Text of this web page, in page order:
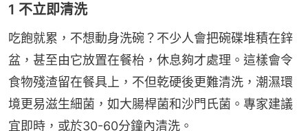
1 不立即清洗
吃飽就累，不想動身洗碗？不少人會把碗碟堆積在鋅
盆，甚至由它放置在餐枱，休息夠才處理。這樣會令
食物殘渣留在餐具上，不但乾硬後更難清洗，潮濕環
境更易滋生細菌，如大腸桿菌和沙門氏菌。專家建議
宜即時，或於30-60分鐘內清洗。